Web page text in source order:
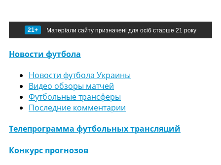
21+ Матеріали сайту призначені для осіб старше 21 року
Новости футбола
Новости футбола Украины
Видео обзоры матчей
Футбольные трансферы
Последние комментарии
Телепрограмма футбольных трансляций
Конкурс прогнозов